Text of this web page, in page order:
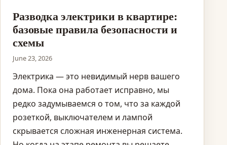
Разводка электрики в квартире:
базовые правила безопасности и
схемы
June 23, 2026
Электрика — это невидимый нерв вашего
дома. Пока она работает исправно, мы
редко задумываемся о том, что за каждой
розеткой, выключателем и лампой
скрывается сложная инженерная система.